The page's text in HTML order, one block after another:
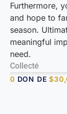
Furthermore,
and hope to
season.
meaningful
need.
Collecté
0 DON DE$